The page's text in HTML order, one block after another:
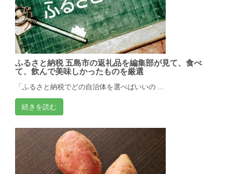
ふるさと納税 五島市の返礼品を編集部が見て、食べ
て、飲んで美味しかったものを厳選
「ふるさと納税でどの自治体を選べばいいの ...
続きを読む